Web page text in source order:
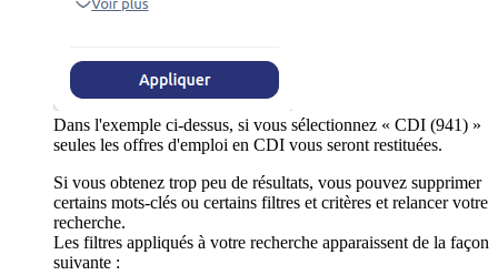
Dans l'exemple ci-dessus, si vous sélectionnez « CDI (941) »
seules les offres d'emploi en CDI vous seront restituées.
Si vous obtenez trop peu de résultats, vous pouvez supprimer
certains mots-clés ou certains filtres et critères et relancer votre
recherche.
Les filtres appliqués à votre recherche apparaissent de la façon
suivante :